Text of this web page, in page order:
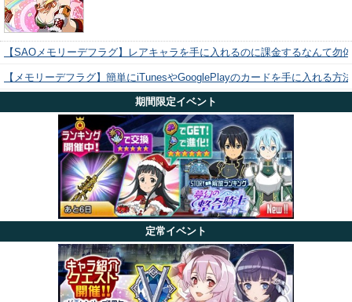
【SAOメモリーデフラグ】レアキャラを手に入れるのに課金するなんて勿
【メモリーデフラグ】簡単にiTunesやGooglePlayのカードを手に入れる方
期間限定イベント
定常イベント